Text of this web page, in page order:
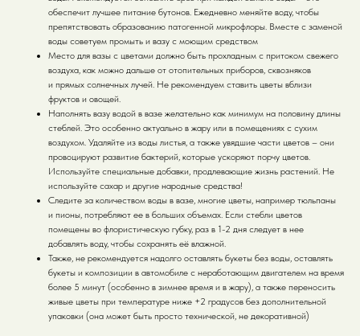
обеспечит лучшее питание бутонов. Ежедневно меняйте воду, чтобы
препятствовать образованию патогенной микрофлоры. Вместе с заменой
воды советуем промыть и вазу с моющим средством
Место для вазы с цветами должно быть прохладным с притоком свежего
воздуха, как можно дальше от отопительных приборов, сквозняков
и прямых солнечных лучей. Не рекомендуем ставить цветы вблизи
фруктов и овощей.
Наполнять вазу водой в вазе желательно как минимум на половину длины
стеблей. Это особенно актуально в жару или в помещениях с сухим
воздухом. Удаляйте из воды листья, а также увядшие части цветов – они
провоцируют развитие бактерий, которые ускоряют порчу цветов.
Используйте специальные добавки, продлевающие жизнь растений. Не
используйте сахар и другие народные средства!
Следите за количеством воды в вазе, многие цветы, например тюльпаны
и пионы, потребляют ее в больших объемах. Если стебли цветов
помещены во флористическую губку, раз в 1-2 дня следует в нее
добавлять воду, чтобы сохранять её влажной.
Также, не рекомендуется надолго оставлять букеты без воды, оставлять
букеты и композиции в автомобиле с неработающим двигателем на время
более 5 минут (особенно в зимнее время и в жару), а также переносить
живые цветы при температуре ниже +2 градусов без дополнительной
упаковки (она может быть просто технической, не декоративной)